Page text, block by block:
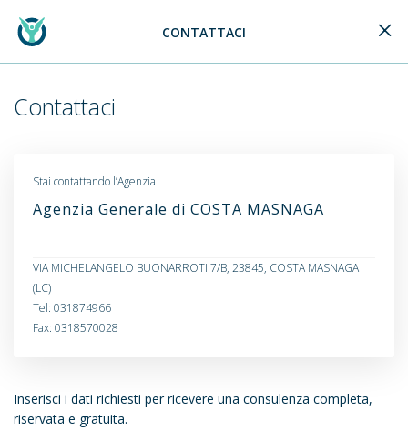
Generali Logo CONTATTACI
Contattaci
Inserisci i dati richiesti per ricevere una consulenza completa,
riservata e gratuita.
Stai contattando l’Agenzia
Agenzia Generale di COSTA MASNAGA
VIA MICHELANGELO BUONARROTI 7/B, 23845, COSTA MASNAGA
(LC)
Tel: 031874966
Fax: 0318570028